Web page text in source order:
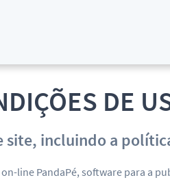
DE
site, incluindo a
line PandaPé, software para a